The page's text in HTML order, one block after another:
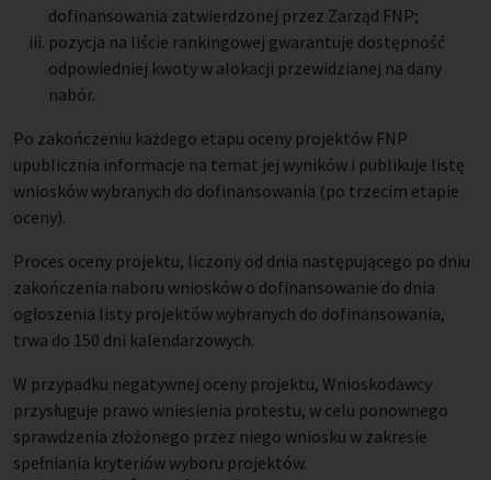
dofinansowania zatwierdzonej przez Zarząd FNP;
pozycja na liście rankingowej gwarantuje dostępność
odpowiedniej kwoty w alokacji przewidzianej na dany
nabór.
Po zakończeniu każdego etapu oceny projektów FNP
upublicznia informacje na temat jej wyników i publikuje listę
wniosków wybranych do dofinansowania (po trzecim etapie
oceny).
Proces oceny projektu, liczony od dnia następującego po dniu
zakończenia naboru wniosków o dofinansowanie do dnia
ogłoszenia listy projektów wybranych do dofinansowania,
trwa do 150 dni kalendarzowych.
W przypadku negatywnej oceny projektu, Wnioskodawcy
przysługuje prawo wniesienia protestu, w celu ponownego
sprawdzenia złożonego przez niego wniosku w zakresie
spełniania kryteriów wyboru projektów.